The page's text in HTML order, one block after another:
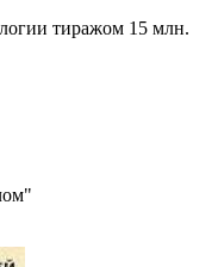
тиражом 15 млн.